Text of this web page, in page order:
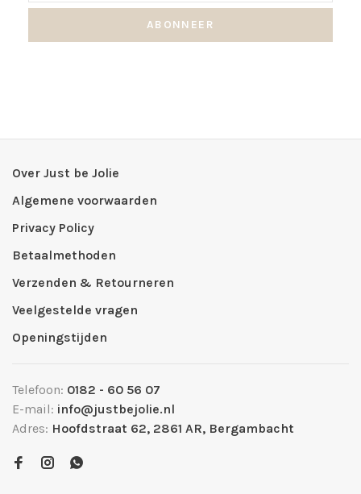
ABONNEER
Over Just be Jolie
Algemene voorwaarden
Privacy Policy
Betaalmethoden
Verzenden & Retourneren
Veelgestelde vragen
Openingstijden
Telefoon: 0182 - 60 56 07
E-mail: info@justbejolie.nl
Adres: Hoofdstraat 62, 2861 AR, Bergambacht